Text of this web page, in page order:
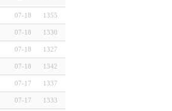
07-18 1355
07-18 1330
07-18 1327
07-18 1342
07-17 1337
07-17 1333